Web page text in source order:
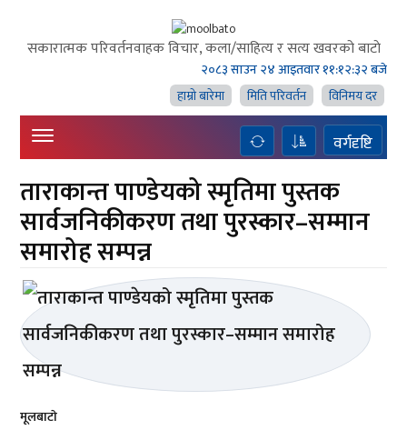
सकारात्मक परिवर्तनवाहक विचार, कला/साहित्य र सत्य खवरको बाटाे
२०८३ साउन २४ आइतवार११:१२:३३ बजे
हाम्राे बारेमा
मिति परिवर्तन विनिमय दर
वर्गदृष्टि
ताराकान्त पाण्डेयको स्मृतिमा पुस्तक
सार्वजनिकीकरण तथा पुरस्कार–सम्मान
समारोह सम्पन्न
मूलबाटाे